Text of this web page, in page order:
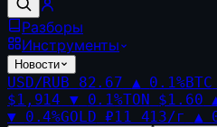
Разборы
Инструменты
Новости
USD/RUB 82.67 ▲ 0.1%BTC
$1,914 ▼ 0.1%TON $1.60
▼ 0.4%GOLD ₽11 413/г ▲